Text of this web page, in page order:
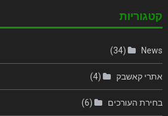
קטגוריות
News
(34)
אתרי קאשבק (4)
בחירת העורכים (6)